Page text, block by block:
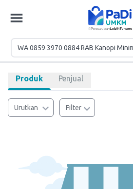
Produk Penjual
Urutkan Filter